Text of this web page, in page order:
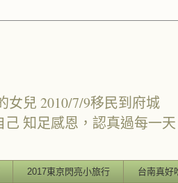
兒 2010/7/9移民到府城
知足感恩，認真過每一天
2017東京閃亮小旅行 台南真好